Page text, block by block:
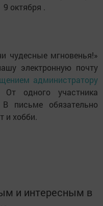
октября .
чудесные мгновенья!»
электронную почту
администратору
одного участника
письме обязательно
и хобби.
и интересным в